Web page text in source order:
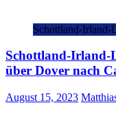
Schottland-Irland-
Schottland-Irland-
über Dover nach
August 15, 2023